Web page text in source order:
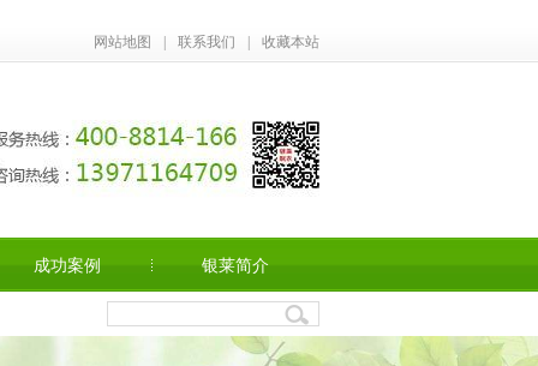
收藏本站
联系我们
网站地图
成功案例 银莱简介